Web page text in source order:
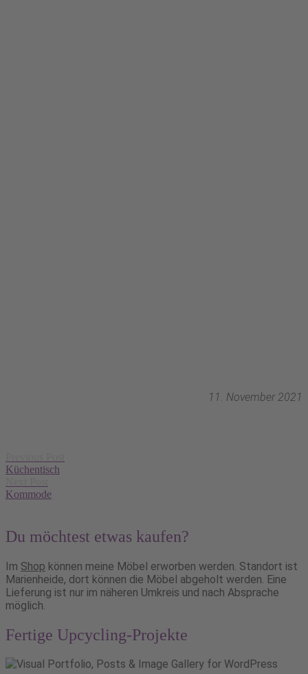
11. November 2021
navigation
Küchentisch
Kommode
Du möchtest etwas kaufen?
Im Shop können meine Möbel erworben werden. Standort ist
Marienheide, dort können die Möbel abgeholt werden. Eine
Lieferung ist nur im näheren Umkreis und nach Absprache
möglich.
Fertige Upcycling-Projekte